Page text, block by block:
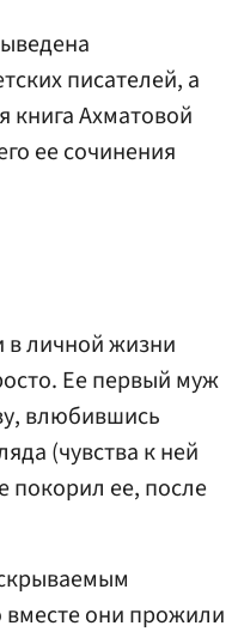
писателей, а
книга Ахматовой
ее сочинения
в личной жизни
Ее первый муж
влюбившись
(чувства к ней
покорил ее, после
вместе они прожили